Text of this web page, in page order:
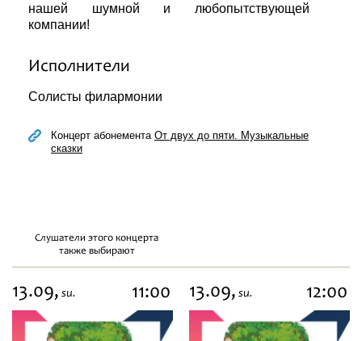
нашей шумной и любопытствующей
компании!
Исполнители
Солисты филармонии
Концерт абонемента От двух до пяти. Музыкальные
сказки
Слушатели этого концерта
также выбирают
13.09, su. 11:00 13.09, su. 12:00